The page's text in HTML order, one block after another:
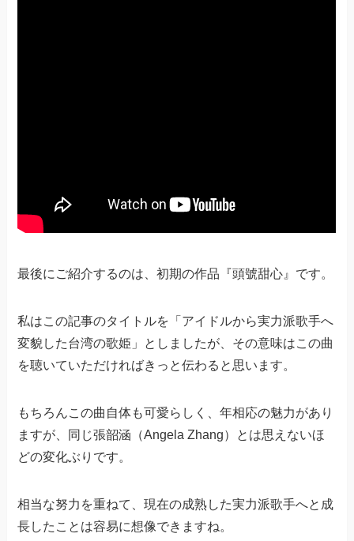
最後にご紹介するのは、初期の作品『頭號甜心』です。
私はこの記事のタイトルを「アイドルから実力派歌手へ
変貌した台湾の歌姫」としましたが、その意味はこの曲
を聴いていただければきっと伝わると思います。
もちろんこの曲自体も可愛らしく、年相応の魅力があり
ますが、同じ張韶涵（Angela Zhang）とは思えないほ
どの変化ぶりです。
相当な努力を重ねて、現在の成熟した実力派歌手へと成
長したことは容易に想像できますね。